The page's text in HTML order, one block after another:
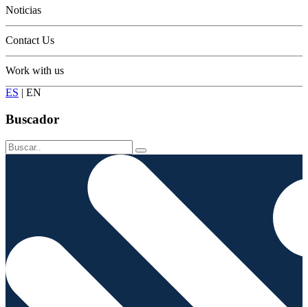
Noticias
Contact Us
Work with us
ES | EN
Buscador